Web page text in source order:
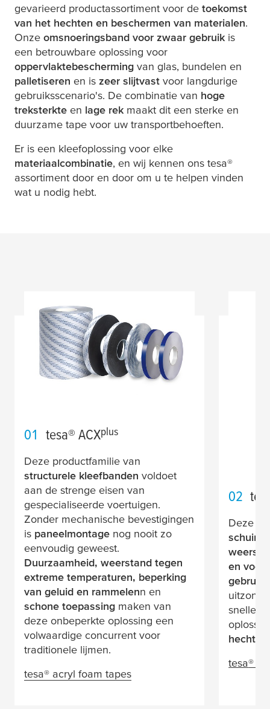
gevarieerd productassortiment voor de toekomst
van het hechten en beschermen van materialen.
Onze omsnoeringsband voor zwaar gebruik is
een betrouwbare oplossing voor
oppervlaktebescherming van glas, bundelen en
palletiseren en is zeer slijtvast voor langdurige
gebruiksscenario's. De combinatie van hoge
treksterkte en lage rek maakt dit een sterke en
duurzame tape voor uw transportbehoeften.
Er is een kleefoplossing voor elke
materiaalcombinatie, en wij kennen ons tesa®
assortiment door en door om u te helpen vinden
wat u nodig hebt.
01 tesa® ACXplus
Deze productfamilie van
structurele kleefbanden voldoet
aan de strenge eisen van
gespecialiseerde voertuigen.
Zonder mechanische bevestigingen
is paneelmontage nog nooit zo
eenvoudig geweest.
Duurzaamheid, weerstand tegen
extreme temperaturen, beperking
van geluid en rammelenn en
schone toepassing maken van
deze onbeperkte oplossing een
volwaardige concurrent voor
traditionele lijmen.
tesa® acryl foam tapes
02
Deze
en
gebruik
snelle,
tesa®